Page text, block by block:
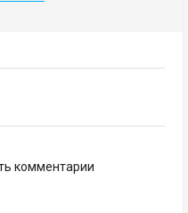
комментарии